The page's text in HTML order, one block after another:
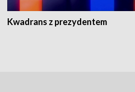
Kwadrans z prezydentem